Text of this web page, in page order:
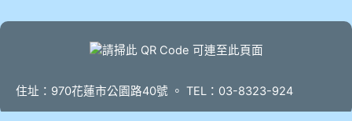
住址：970花蓮市公園路40號 。 TEL：03-8323-924